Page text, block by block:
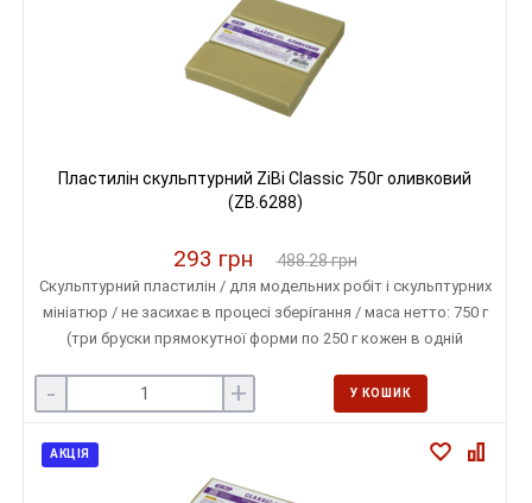
Пластилін скульптурний ZiBi Classic 750г оливковий
(ZB.6288)
293 грн 488.28 грн
Скульптурний пластилін / для модельних робіт і скульптурних
мініатюр / не засихає в процесі зберігання / маса нетто: 750 г
(три бруски прямокутної форми по 250 г кожен в одній
- + У КОШИК
АКЦІЯ